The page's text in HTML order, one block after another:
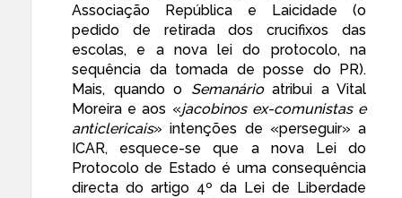
Associação República e Laicidade (o
pedido de retirada dos crucifixos das
escolas, e a nova lei do protocolo, na
sequência da tomada de posse do PR).
Mais, quando o Semanárioatribui a Vital
Moreira e aos «jacobinos ex-comunistas e
anticlericais» intenções de «perseguir» a
ICAR, esquece-se que a nova Lei do
Protocolo de Estado é uma consequência
directa do artigo 4º da Lei de Liberdade